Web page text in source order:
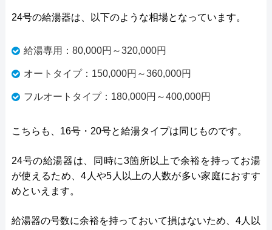
24号の給湯器は、以下のような相場となっています。
給湯専用：80,000円～320,000円
オートタイプ：150,000円～360,000円
フルオートタイプ：180,000円～400,000円
こちらも、16号・20号と給湯タイプは同じものです。
24号の給湯器は、同時に3箇所以上で余裕を持ってお湯
が使えるため、4人や5人以上の人数が多い家庭におすす
めといえます。
給湯器の号数に余裕を持っておいて損はないため、4人以